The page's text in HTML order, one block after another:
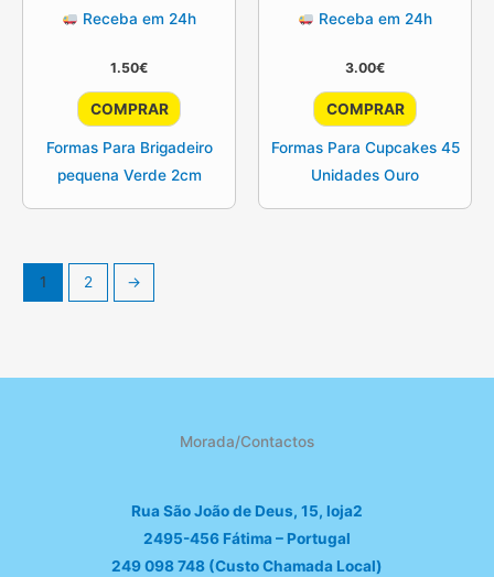
Receba em 24h
1.50€
COMPRAR
Formas Para Brigadeiro
pequena Verde 2cm
Receba em 24h
3.00€
COMPRAR
Formas Para Cupcakes 45
Unidades Ouro
1 2 →
Morada/Contactos
Rua São João de Deus, 15, loja2
2495-456 Fátima – Portugal
249 098 748 (Custo Chamada Local)